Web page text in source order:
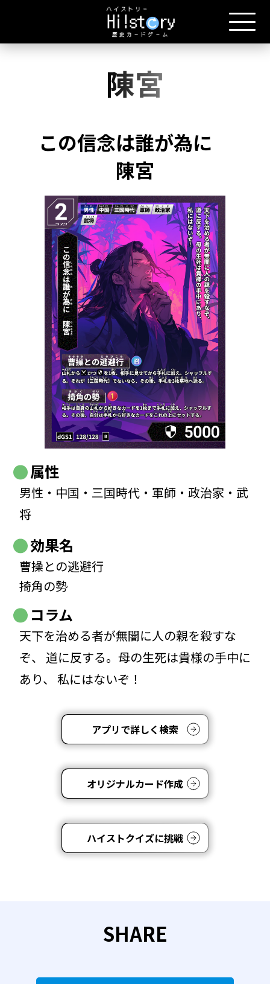
陳宮
この信念は誰が為に
陳宮
属性
男性・中国・三国時代・軍師・政治家・武
将
効果名
曹操との逃避行
掎角の勢
コラム
天下を治める者が無闇に人の親を殺すな
ぞ、 道に反する。母の生死は貴様の手中に
あり、 私にはないぞ！
アプリで詳しく検索
オリジナルカード作成
ハイストクイズに挑戦
SHARE